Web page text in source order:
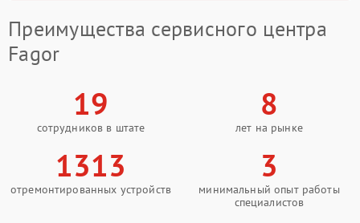
Преимущества сервисного центра
Fagor
19
сотрудников в штате
8
лет на рынке
1313
отремонтированных устройств
3
минимальный опыт работы
специалистов